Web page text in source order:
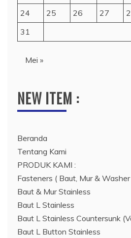
24 25 26 27
31
Mei »
NEW ITEM :
Beranda
Tentang Kami
PRODUK KAMI :
Fasteners ( Baut, Mur & Washer
Baut & Mur Stainless
Baut L Stainless
Baut L Stainless Countersunk
Baut L Button Stainless